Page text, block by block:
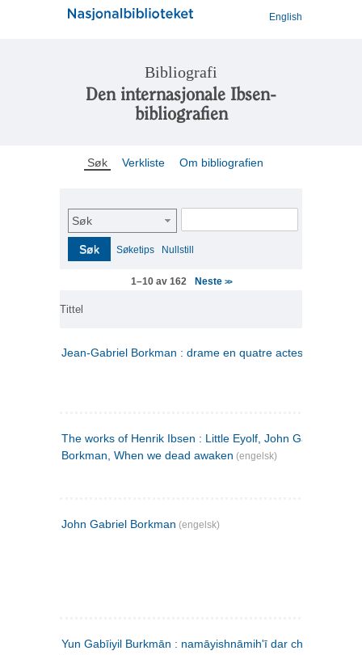
English
Bibliografi
Den internasjonale Ibsen-
bibliografien
Søk Verkliste Om bibliografien
Søk
Søk Søketips Nullstill
1–10 av 162 Neste >>
Tittel
Jean-Gabriel Borkman : drame en quatre actes
The works of Henrik Ibsen : Little Eyolf, John Gabriel
Borkman, When we dead awaken (engelsk)
John Gabriel Borkman (engelsk)
Yun Gabīiyil Burkmān : namāyishnāmihʹī dar chahār pardih